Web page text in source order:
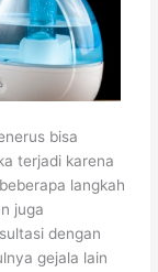
bisa
terjadi karena
langkah
juga
dengan
gejala lain